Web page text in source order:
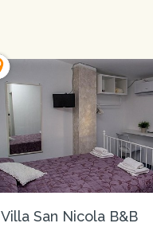
Villa San Nicola B&B